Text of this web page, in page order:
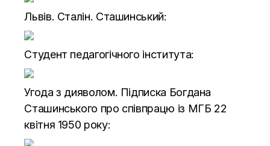
Львів. Сталін. Сташинський:
Студент педагогічного інститута:
Угода з дияволом. Підписка Богдана
Сташинського про співпрацю із МГБ 22
квітня 1950 року: